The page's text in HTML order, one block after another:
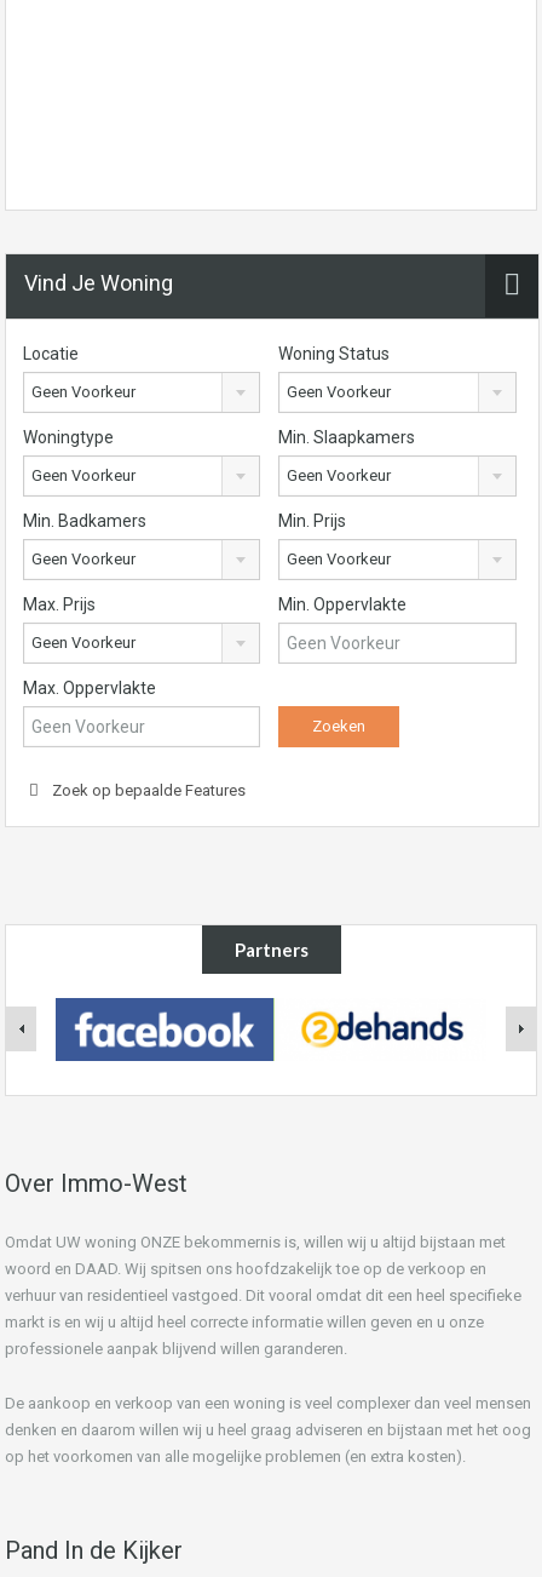
Vind Je Woning
Locatie
Geen Voorkeur
Woning Status
Geen Voorkeur
Woningtype
Geen Voorkeur
Min. Slaapkamers
Geen Voorkeur
Min. Badkamers
Geen Voorkeur
Min. Prijs
Geen Voorkeur
Max. Prijs
Geen Voorkeur
Min. Oppervlakte
Max. Oppervlakte
Zoek op bepaalde Features
Partners
Over Immo-West
Omdat UW woning ONZE bekommernis is, willen wij u altijd bijstaan met
woord en DAAD. Wij spitsen ons hoofdzakelijk toe op de verkoop en
verhuur van residentieel vastgoed. Dit vooral omdat dit een heel specifieke
markt is en wij u altijd heel correcte informatie willen geven en u onze
professionele aanpak blijvend willen garanderen.
De aankoop en verkoop van een woning is veel complexer dan veel mensen
denken en daarom willen wij u heel graag adviseren en bijstaan met het oog
op het voorkomen van alle mogelijke problemen (en extra kosten).
Pand In de Kijker